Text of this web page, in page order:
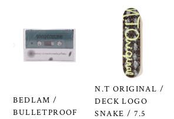
BEDLAM /
BULLETPROOF
N.T ORIGINAL /
DECK LOGO
SNAKE / 7.5